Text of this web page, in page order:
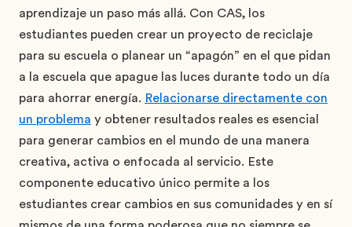
aprendizaje un paso más allá. Con CAS, los
estudiantes pueden crear un proyecto de reciclaje
para su escuela o planear un “apagón” en el que pidan
a la escuela que apague las luces durante todo un día
para ahorrar energía. Relacionarse directamente con
un problema y obtener resultados reales es esencial
para generar cambios en el mundo de una manera
creativa, activa o enfocada al servicio. Este
componente educativo único permite a los
estudiantes crear cambios en sus comunidades y en sí